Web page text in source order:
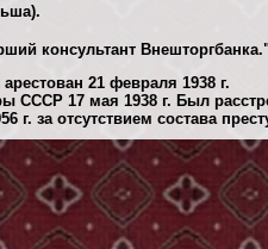
консультант
21 февраля 1938 г.
СССР 17 мая 1938 г. Был
за отсутствием состава